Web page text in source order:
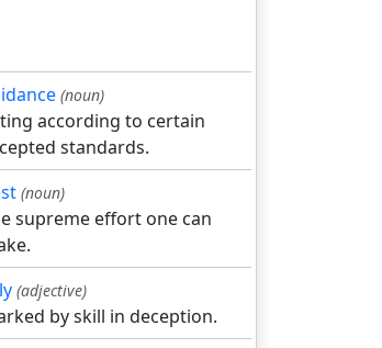
(noun)
according to certain
standards.
(noun)
supreme effort one can
(adjective)
by skill in deception.